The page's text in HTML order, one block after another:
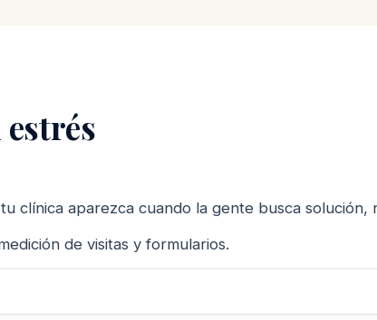
clínica aparezca cuando la gente busca solución,
de visitas y formularios.